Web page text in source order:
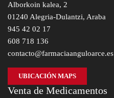
Alborkoin kalea, 2
01240 Alegria-Dulantzi, Araba
945 42 02 17
608 718 136
contacto@farmaciaanguloarce.es
UBICACIÓN MAPS
Venta de Medicamentos